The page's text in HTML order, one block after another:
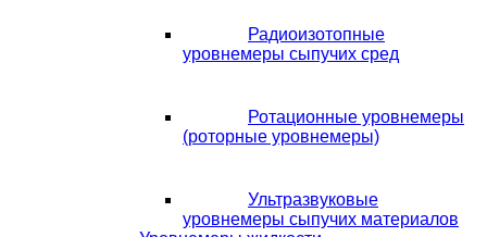
Радиоизотопные
уровнемеры сыпучих сред
Ротационные уровнемеры
(роторные уровнемеры)
Ультразвуковые
уровнемеры сыпучих материалов